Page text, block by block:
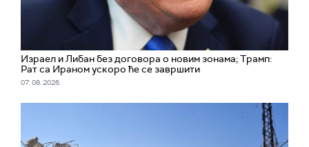
Израел и Либан без договора о новим зонама; Трамп:
Рат са Ираном ускоро ће се завршити
07. 08. 2026.